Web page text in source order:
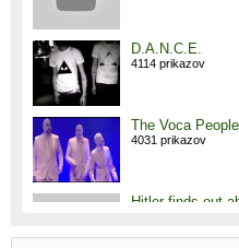
D.A.N.C.E.
4114 prikazov
The Voca People
4031 prikazov
Hitler finds out